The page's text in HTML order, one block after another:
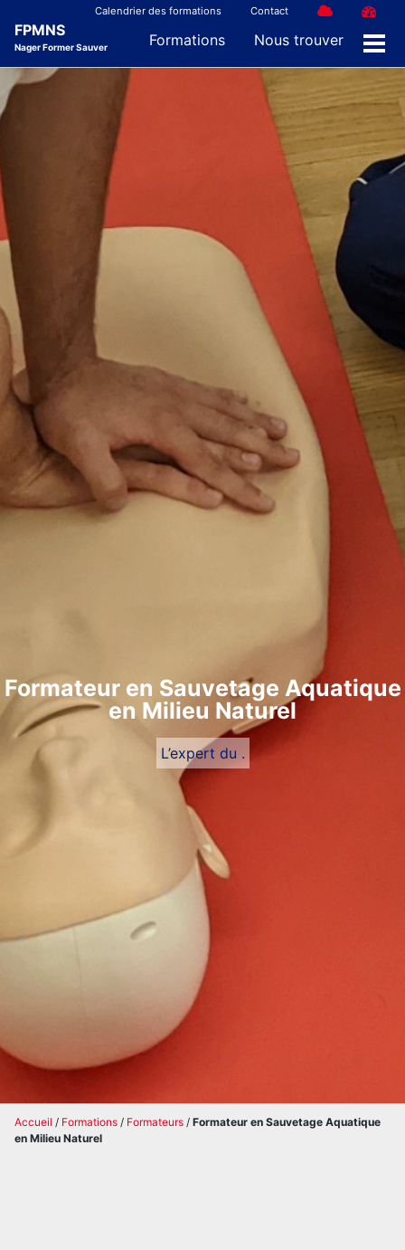
primary
navigation
content
footer
Calendrier des formations Contact
FPMNS
Nager Former Sauver Formations Nous trouver
Formateur en Sauvetage Aquatique
en Milieu Naturel
L’expert du .
Accueil / Formations / Formateurs / Formateur en Sauvetage Aquatique
en Milieu Naturel